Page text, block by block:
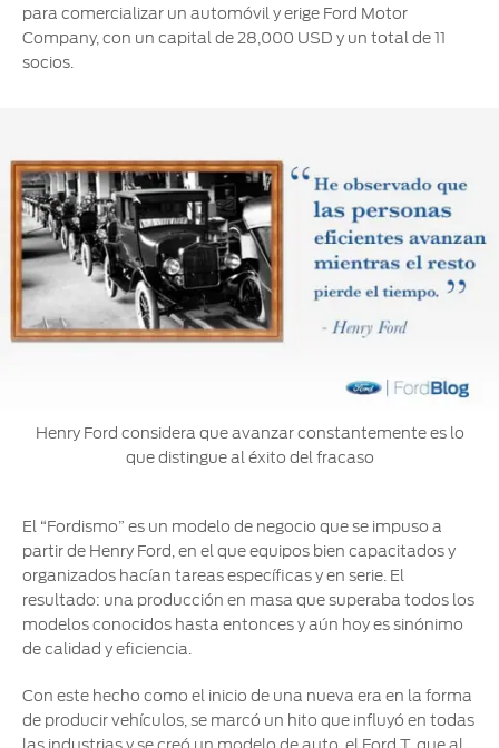
para comercializar un automóvil y erige Ford Motor
Company, con un capital de 28,000 USD y un total de 11
socios.
Henry Ford considera que avanzar constantemente es lo
que distingue al éxito del fracaso
El “Fordismo” es un modelo de negocio que se impuso a
partir de Henry Ford, en el que equipos bien capacitados y
organizados hacían tareas específicas y en serie. El
resultado: una producción en masa que superaba todos los
modelos conocidos hasta entonces y aún hoy es sinónimo
de calidad y eficiencia.
Con este hecho como el inicio de una nueva era en la forma
de producir vehículos, se marcó un hito que influyó en todas